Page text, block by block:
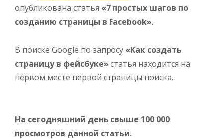
опубликована статья «7 простых шагов по
созданию страницы в Facebook».
В поиске Google по запросу «Как создать
страницу в фейсбуке» статья находится на
первом месте первой страницы поиска.
На сегодняшний день свыше 100 000
просмотров данной статьи.